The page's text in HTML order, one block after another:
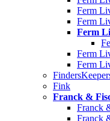
Ferm
Ferm
Ferm
Ferm
Ferm
Fink
Franck &
Franck
Franck